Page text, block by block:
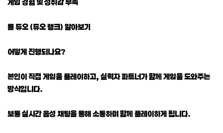
게임 경험 및 성취감 부족
롤 듀오 (듀오 랭크) 알아보기
어떻게 진행되나요?
본인이 직접 게임을 플레이하고, 실력자 파트너가 함께 게임을 도와주는
방식입니다.
보통 실시간 음성 채팅을 통해 소통하며 함께 플레이하게 됩니다.